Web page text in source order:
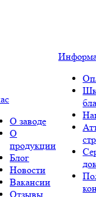
О заводе
О
продукции
Блог
Новости
Вакансии
Отзывы